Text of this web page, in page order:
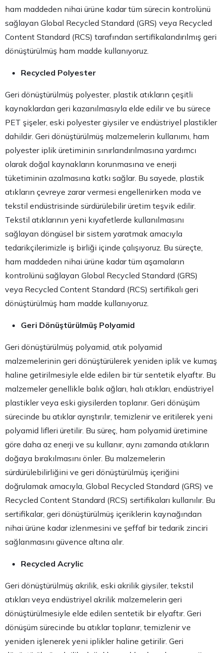
ham maddeden nihai ürüne kadar tüm sürecin kontrolünü
sağlayan Global Recycled Standard (GRS) veya Recycled
Content Standard (RCS) tarafından sertifikalandırılmış geri
dönüştürülmüş ham madde kullanıyoruz.
Recycled Polyester
Geri dönüştürülmüş polyester, plastik atıkların çeşitli
kaynaklardan geri kazanılmasıyla elde edilir ve bu sürece
PET şişeler, eski polyester giysiler ve endüstriyel plastikler
dahildir. Geri dönüştürülmüş malzemelerin kullanımı, ham
polyester iplik üretiminin sınırlandırılmasına yardımcı
olarak doğal kaynakların korunmasına ve enerji
tüketiminin azalmasına katkı sağlar. Bu sayede, plastik
atıkların çevreye zarar vermesi engellenirken moda ve
tekstil endüstrisinde sürdürülebilir üretim teşvik edilir.
Tekstil atıklarının yeni kıyafetlerde kullanılmasını
sağlayan döngüsel bir sistem yaratmak amacıyla
tedarikçilerimizle iş birliği içinde çalışıyoruz. Bu süreçte,
ham maddeden nihai ürüne kadar tüm aşamaların
kontrolünü sağlayan Global Recycled Standard (GRS)
veya Recycled Content Standard (RCS) sertifikalı geri
dönüştürülmüş ham madde kullanıyoruz.
Geri Dönüştürülmüş Polyamid
Geri dönüştürülmüş polyamid, atık polyamid
malzemelerinin geri dönüştürülerek yeniden iplik ve kumaş
haline getirilmesiyle elde edilen bir tür sentetik elyaftır. Bu
malzemeler genellikle balık ağları, halı atıkları, endüstriyel
plastikler veya eski giysilerden toplanır. Geri dönüşüm
sürecinde bu atıklar ayrıştırılır, temizlenir ve eritilerek yeni
polyamid lifleri üretilir. Bu süreç, ham polyamid üretimine
göre daha az enerji ve su kullanır, aynı zamanda atıkların
doğaya bırakılmasını önler. Bu malzemelerin
sürdürülebilirliğini ve geri dönüştürülmüş içeriğini
doğrulamak amacıyla, Global Recycled Standard (GRS) ve
Recycled Content Standard (RCS) sertifikaları kullanılır. Bu
sertifikalar, geri dönüştürülmüş içeriklerin kaynağından
nihai ürüne kadar izlenmesini ve şeffaf bir tedarik zinciri
sağlanmasını güvence altına alır.
Recycled Acrylic
Geri dönüştürülmüş akrilik, eski akrilik giysiler, tekstil
atıkları veya endüstriyel akrilik malzemelerin geri
dönüştürülmesiyle elde edilen sentetik bir elyaftır. Geri
dönüşüm sürecinde bu atıklar toplanır, temizlenir ve
yeniden işlenerek yeni iplikler haline getirilir. Geri